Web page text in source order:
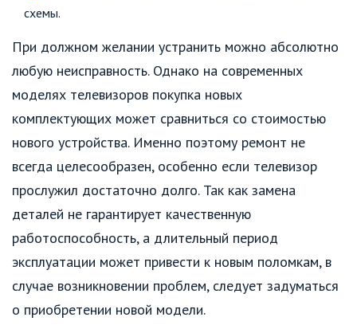
схемы.
При должном желании устранить можно абсолютно
любую неисправность. Однако на современных
моделях телевизоров покупка новых
комплектующих может сравниться со стоимостью
нового устройства. Именно поэтому ремонт не
всегда целесообразен, особенно если телевизор
прослужил достаточно долго. Так как замена
деталей не гарантирует качественную
работоспособность, а длительный период
эксплуатации может привести к новым поломкам, в
случае возникновении проблем, следует задуматься
о приобретении новой модели.